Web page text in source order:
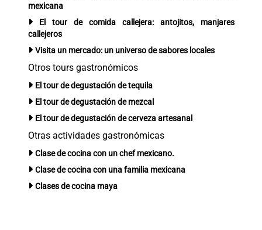
mexicana
El tour de comida callejera: antojitos, manjares
callejeros
Visita un mercado: un universo de sabores locales
Otros tours gastronómicos
El tour de degustación de tequila
El tour de degustación de mezcal
El tour de degustación de cerveza artesanal
Otras actividades gastronómicas
Clase de cocina con un chef mexicano.
Clase de cocina con una familia mexicana
Clases de cocina maya